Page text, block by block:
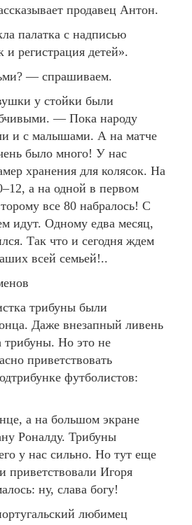
продавец Антон.
палатка с надписью
и регистрация детей».
— спрашиваем.
у стойки были
— Пока народу
и с малышами. А на матче
было много! У нас
хранения для колясок. На
а на одной в первом
все 80 набралось! С
идут. Одному едва месяц,
Так что и сегодня ждем
всей семьей!..
трибуны были
Даже внезапный ливень
трибуны. Но это не
приветствовать
футболистов:
а на большом экране
Роналду. Трибуны
у нас сильно. Но тут еще
приветствовали Игоря
ну, слава богу!
любимец